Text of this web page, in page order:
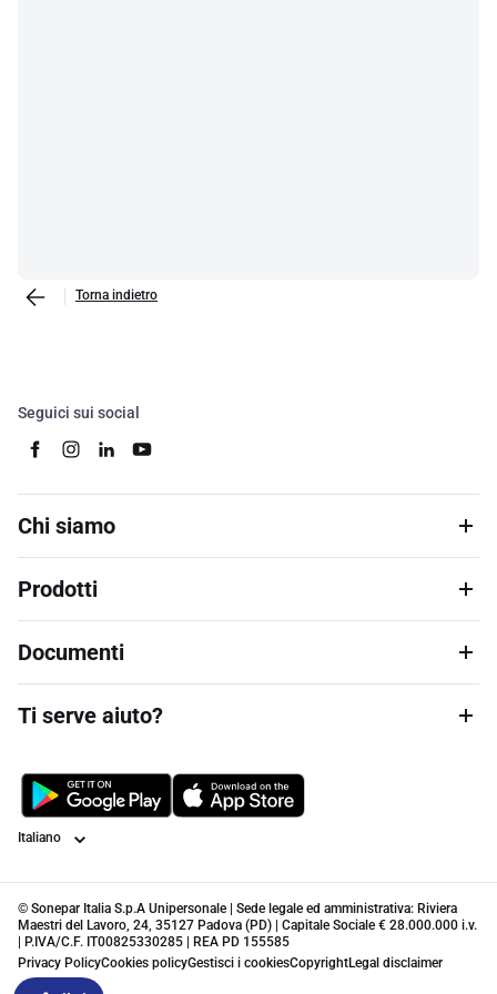
Torna indietro
Seguici sui social
Chi siamo
Prodotti
Documenti
Ti serve aiuto?
Lingua
© Sonepar Italia S.p.A Unipersonale | Sede legale ed amministrativa: Riviera
Maestri del Lavoro, 24, 35127 Padova (PD) | Capitale Sociale € 28.000.000 i.v.
| P.IVA/C.F. IT00825330285 | REA PD 155585
Privacy PolicyCookies policyGestisci i cookiesCopyrightLegal disclaimer